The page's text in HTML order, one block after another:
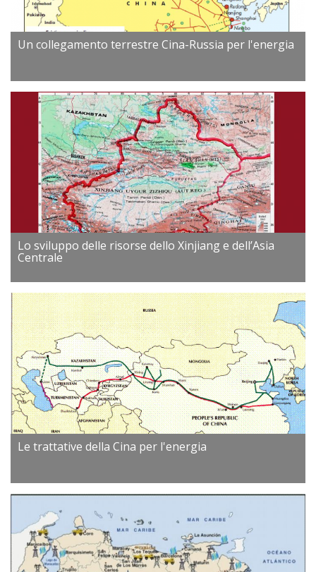
Un collegamento terrestre Cina-Russia per l'energia
Lo sviluppo delle risorse dello Xinjiang e dell’Asia
Centrale
Le trattative della Cina per l'energia